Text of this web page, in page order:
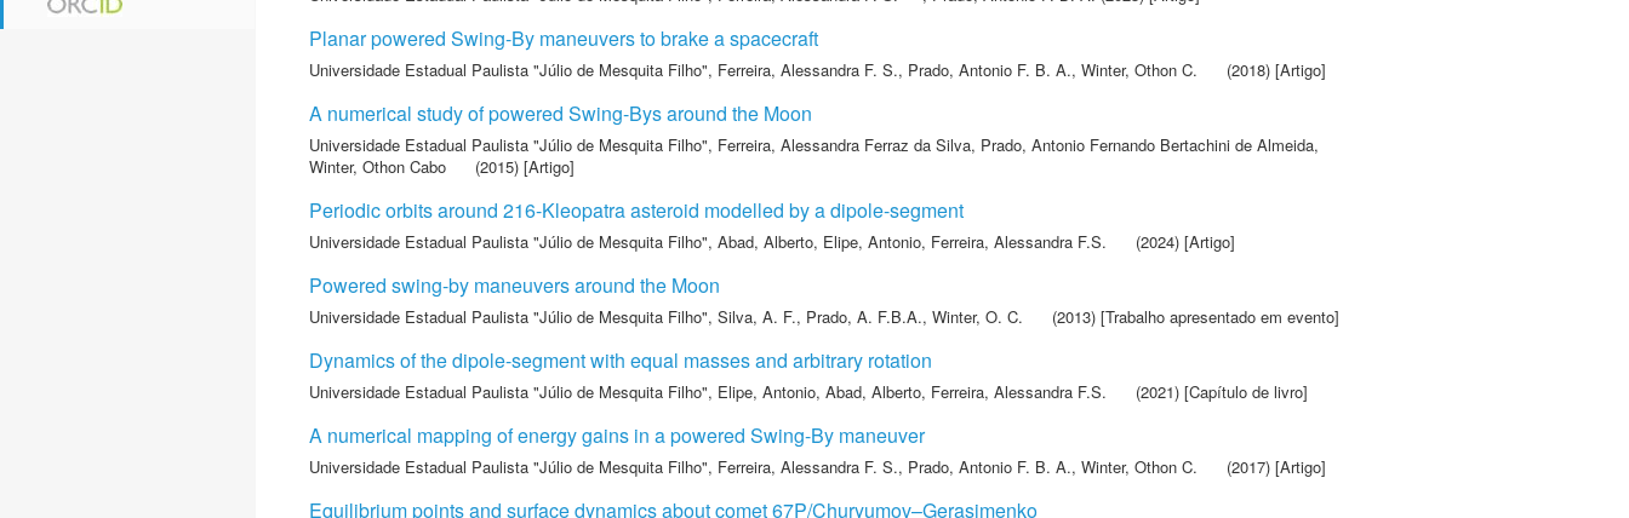
Planar powered Swing-By maneuvers to brake a spacecraft
Universidade Estadual Paulista "Júlio de Mesquita Filho", Ferreira, Alessandra F. S., Prado, Antonio F. B. A., Winter, Othon C. (2018) [Artigo]
A numerical study of powered Swing-Bys around the Moon
Universidade Estadual Paulista "Júlio de Mesquita Filho", Ferreira, Alessandra Ferraz da Silva, Prado, Antonio Fernando Bertachini de Almeida,
Winter, Othon Cabo
(2015) [Artigo]
Periodic orbits around 216-Kleopatra asteroid modelled by a dipole-segment
Universidade Estadual Paulista "Júlio de Mesquita Filho", Abad, Alberto, Elipe, Antonio, Ferreira, Alessandra F.S. (2024) [Artigo]
Powered swing-by maneuvers around the Moon
Universidade Estadual Paulista "Júlio de Mesquita Filho", Silva, A. F., Prado, A. F.B.A., Winter, O. C. (2013) [Trabalho apresentado em evento]
Dynamics of the dipole-segment with equal masses and arbitrary rotation
Universidade Estadual Paulista "Júlio de Mesquita Filho", Elipe, Antonio, Abad, Alberto, Ferreira, Alessandra F.S. (2021) [Capítulo de livro]
A numerical mapping of energy gains in a powered Swing-By maneuver
Universidade Estadual Paulista "Júlio de Mesquita Filho", Ferreira, Alessandra F. S., Prado, Antonio F. B. A., Winter, Othon C. (2017) [Artigo]
Equilibrium points and surface dynamics about comet 67P/Churyumov–Gerasimenko